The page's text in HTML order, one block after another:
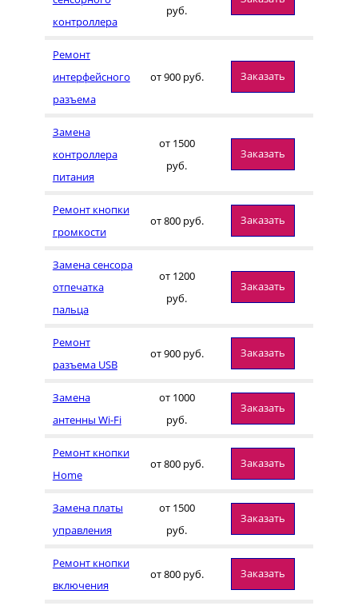
контроллера
руб.
Ремонт
интерфейсного
разъема
от 900 руб. Заказать
Замена
контроллера
питания
от 1500
руб.
Заказать
Ремонт кнопки
громкости
от 800 руб. Заказать
Замена сенсора
отпечатка
пальца
от 1200
руб.
Заказать
Ремонт
разъема USB
от 900 руб. Заказать
Замена
антенны Wi-Fi
от 1000
руб.
Заказать
Ремонт кнопки
Home
от 800 руб. Заказать
Замена платы
управления
от 1500
руб.
Заказать
Ремонт кнопки
включения
от 800 руб. Заказать